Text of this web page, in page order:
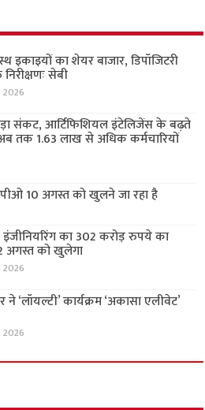
इकाइयों का शेयर बाजार, डिपॉजिटरी
सेबी
संकट, आर्टिफिशियल इंटेलिजेंस के बढ़ते
तक 1.63 लाख से अधिक कर्मचारियों
10 अगस्त को खुलने जा रहा है
इंजीनियरिंग का 302 करोड़ रुपये का
को खुलेगा
‘लॉयल्टी’ कार्यक्रम ‘अकासा एलीवेट’